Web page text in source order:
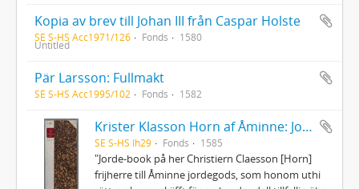
Kopia av brev till Johan III från Caspar Holste
SE S-HS Acc1971/126 Fonds 1580
Untitled
Pär Larsson: Fullmakt
SE S-HS Acc1995/102 Fonds 1582
Krister Klasson Horn af Åminne: Jordebok
SE S-HS Ih29 Fonds 1585
"Jorde-book på her Christiern Claesson [Horn]
frijherre till Åminne jordegods, som honom uthi